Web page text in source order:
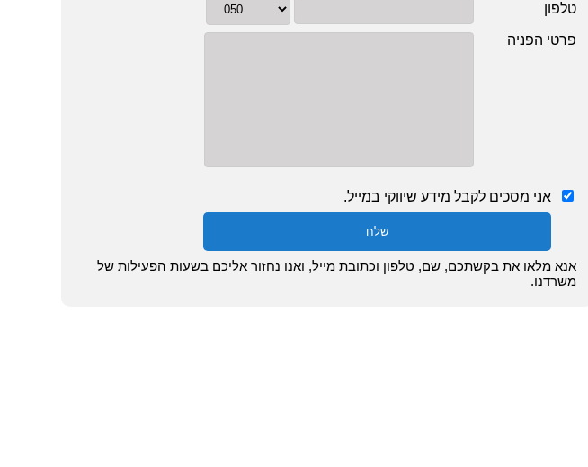
טלפון
פרטי הפניה
אני מסכים לקבל מידע שיווקי במייל.
אנא מלאו את בקשתכם, שם, טלפון וכתובת מייל, ואנו נחזור אליכם בשעות הפעילות של
משרדנו.